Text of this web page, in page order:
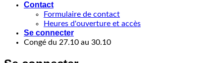
Contact
Formulaire de contact
Heures d'ouverture et accès
Se connecter
Congé du 27.10 au 30.10